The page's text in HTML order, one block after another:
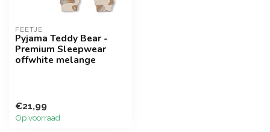
FEETJE
Pyjama Teddy Bear -
Premium Sleepwear
offwhite melange
€21,99
Op voorraad